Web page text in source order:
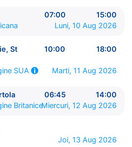
0:00 - 0:00
07:00
15:00
Luni, 10 Aug 2026
St
10:00 18:00
SUA Marti, 11 Aug 2026
06:45
14:00
BritaniceMiercuri, 12 Aug 2026
Joi, 13 Aug 2026